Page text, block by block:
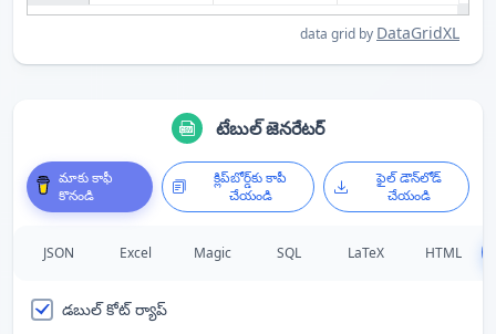
data grid by DataGridXL
టేబుల్ జెనరేటర్
మాకు కాఫీ
కొనండి
క్లిప్‌బోర్డ్‌కు కాపీ
చేయండి
ఫైల్ డౌన్‌లోడ్
చేయండి
JSON Excel Magic SQL LaTeX HTML
డబుల్ కోట్ ర్యాప్